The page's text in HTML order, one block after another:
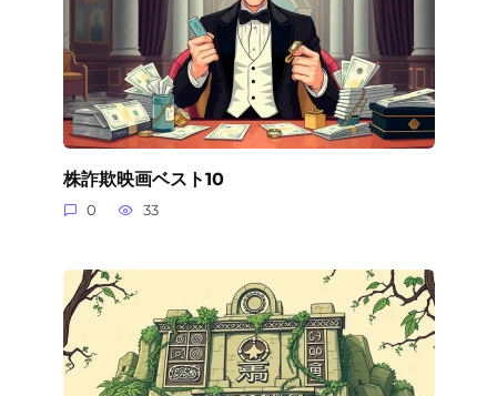
株詐欺映画ベスト10
0 33